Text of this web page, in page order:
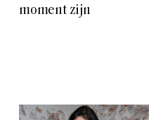
moment zijn